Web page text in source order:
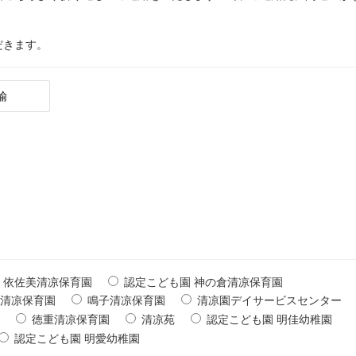
ます。
依佐美清凉保育園
認定こども園 神の倉清凉保育園
凉保育園
鳴子清凉保育園
清凉園デイサービスセンター
徳重清凉保育園 清凉苑
認定こども園 明佳幼稚園
認定こども園 明愛幼稚園